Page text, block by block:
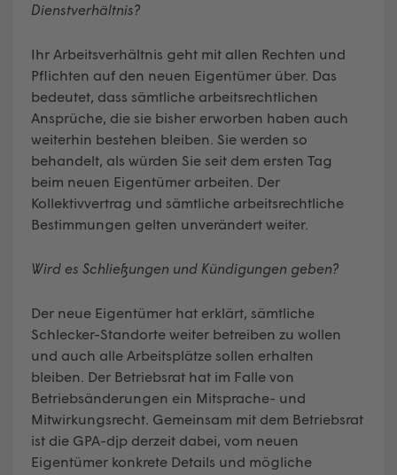
Dienstverhältnis?
Ihr Arbeitsverhältnis geht mit allen Rechten und
Pflichten auf den neuen Eigentümer über. Das
bedeutet, dass sämtliche arbeitsrechtlichen
Ansprüche, die sie bisher erworben haben auch
weiterhin bestehen bleiben. Sie werden so
behandelt, als würden Sie seit dem ersten Tag
beim neuen Eigentümer arbeiten. Der
Kollektivvertrag und sämtliche arbeitsrechtliche
Bestimmungen gelten unverändert weiter.
Wird es Schließungen und Kündigungen geben?
Der neue Eigentümer hat erklärt, sämtliche
Schlecker-Standorte weiter betreiben zu wollen
und auch alle Arbeitsplätze sollen erhalten
bleiben. Der Betriebsrat hat im Falle von
Betriebsänderungen ein Mitsprache- und
Mitwirkungsrecht. Gemeinsam mit dem Betriebsrat
ist die GPA-djp derzeit dabei, vom neuen
Eigentümer konkrete Details und mögliche